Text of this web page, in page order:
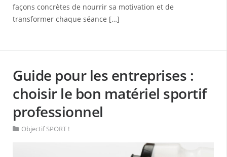
façons concrètes de nourrir sa motivation et de
transformer chaque séance […]
Guide pour les entreprises :
choisir le bon matériel sportif
professionnel
Objectif SPORT !